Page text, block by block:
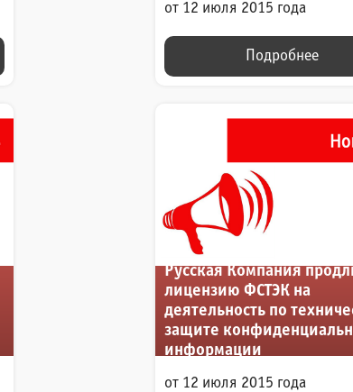
от 12 июля 2015 года
Подробнее
Русская Компания
лицензию ФСТЭК на
деятельность по
защите
информации
от 12 июля 2015 года